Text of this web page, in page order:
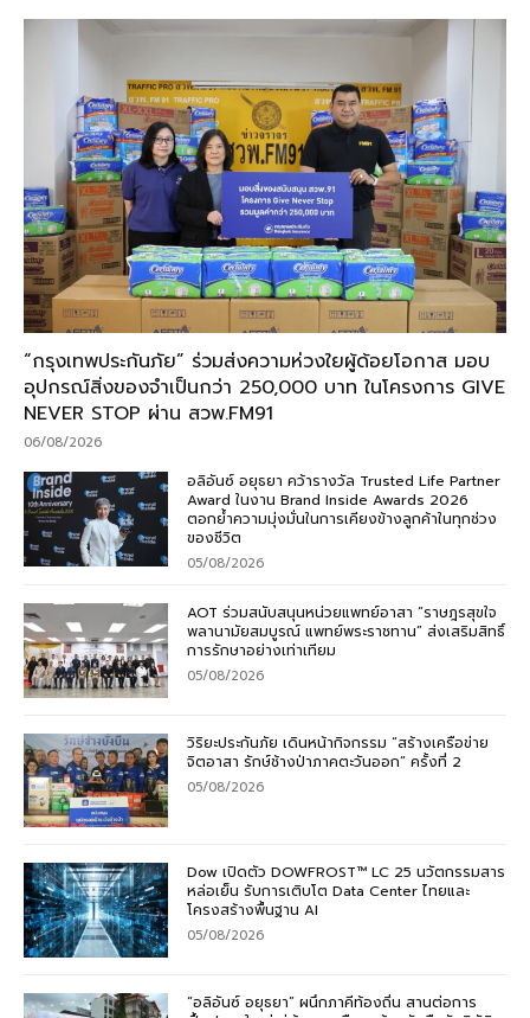
“กรุงเทพประกันภัย” ร่วมส่งความห่วงใยผู้ด้อยโอกาส มอบ
อุปกรณ์สิ่งของจำเป็นกว่า 250,000 บาท ในโครงการ GIVE
NEVER STOP ผ่าน สวพ.FM91
06/08/2026
อลิอันซ์ อยุธยา คว้ารางวัล Trusted Life Partner
Award ในงาน Brand Inside Awards 2026
ตอกย้ำความมุ่งมั่นในการเคียงข้างลูกค้าในทุกช่วง
ของชีวิต
05/08/2026
AOT ร่วมสนับสนุนหน่วยแพทย์อาสา “ราษฎรสุขใจ
พลานามัยสมบูรณ์ แพทย์พระราชทาน” ส่งเสริมสิทธิ์
การรักษาอย่างเท่าเทียม
05/08/2026
วิริยะประกันภัย เดินหน้ากิจกรรม “สร้างเครือข่าย
จิตอาสา รักษ์ช้างป่าภาคตะวันออก” ครั้งที่ 2
05/08/2026
Dow เปิดตัว DOWFROST™ LC 25 นวัตกรรมสาร
หล่อเย็น รับการเติบโต Data Center ไทยและ
โครงสร้างพื้นฐาน AI
05/08/2026
“อลิอันซ์ อยุธยา” ผนึกภาคีท้องถิ่น สานต่อการ